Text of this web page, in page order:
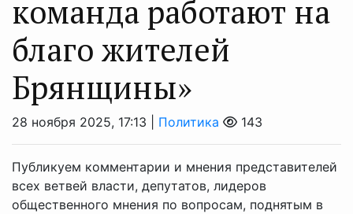
команда работают на
благо жителей
Брянщины»
28 ноября 2025, 17:13 | Политика 143
Публикуем комментарии и мнения представителей
всех ветвей власти, депутатов, лидеров
общественного мнения по вопросам, поднятым в